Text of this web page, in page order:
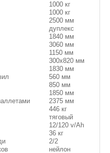
1000 кг
1000 кг
2500 мм
дуплекс
1840 мм
3060 мм
1150 мм
300х820 мм
1830 мм
560 мм
850 мм
1850 мм
2375 мм
446 кг
тяговый
12/120 v/Ah
36 кг
2/2
нейлон